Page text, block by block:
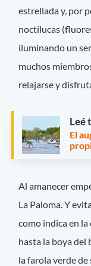
estrellada y, por
noctilucas
iluminando un
muchos
relajarse y
Leé
El
Al amanecer
La Paloma. Y
como indica en la
hasta la boya del
la farola verde